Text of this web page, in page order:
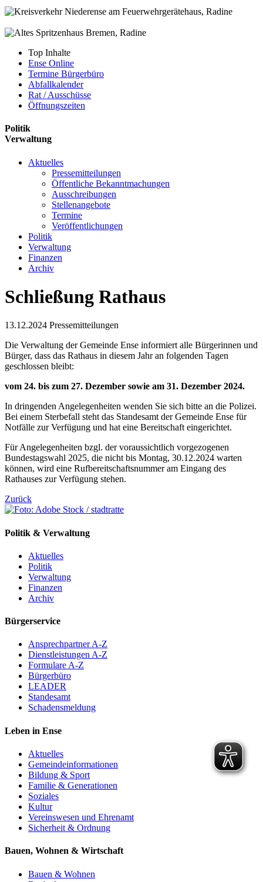
Top Inhalte
Ense Online
Termine Bürgerbüro
Abfallkalender
Rat / Ausschüsse
Öffnungszeiten
Politik
Verwaltung
Aktuelles
Pressemitteilungen
Öffentliche Bekanntmachungen
Ausschreibungen
Stellenangebote
Termine
Veröffentlichungen
Politik
Verwaltung
Finanzen
Archiv
Schließung Rathaus
13.12.2024 Pressemitteilungen
Die Verwaltung der Gemeinde Ense informiert alle Bürgerinnen und
Bürger, dass das Rathaus in diesem Jahr an folgenden Tagen
geschlossen bleibt:
vom 24. bis zum 27. Dezember sowie am 31. Dezember 2024.
In dringenden Angelegenheiten wenden Sie sich bitte an die Polizei.
Bei einem Sterbefall steht das Standesamt der Gemeinde Ense für
Notfälle zur Verfügung und hat eine Bereitschaft eingerichtet.
Für Angelegenheiten bzgl. der voraussichtlich vorgezogenen
Bundestagswahl 2025, die nicht bis Montag, 30.12.2024 warten
können, wird eine Rufbereitschaftsnummer am Eingang des
Rathauses zur Verfügung stehen.
Zurück
Politik & Verwaltung
Aktuelles
Politik
Verwaltung
Finanzen
Archiv
Bürgerservice
Ansprechpartner A-Z
Dienstleistungen A-Z
Formulare A-Z
Bürgerbüro
LEADER
Standesamt
Schadensmeldung
Leben in Ense
Aktuelles
Gemeinde­informationen
Bildung & Sport
Familie & Generationen
Soziales
Kultur
Vereinswesen und Ehrenamt
Sicherheit & Ordnung
Bauen, Wohnen & Wirtschaft
Bauen & Wohnen